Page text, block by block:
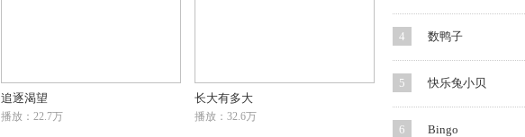
追逐渴望
播放：22.7万
长大有多大
播放：32.6万
4 数鸭子
5 快乐兔小贝
6 Bingo